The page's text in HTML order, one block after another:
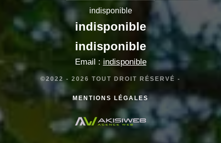
indisponible
indisponible
indisponible
Email : indisponible
©2022 - 2026 TOUT DROIT RÉSERVÉ -
MENTIONS LÉGALES